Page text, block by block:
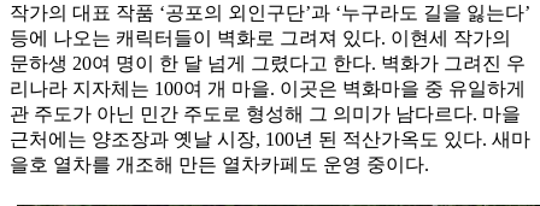
작가의 대표 작품 ‘공포의 외인구단’과 ‘누구라도 길을 잃는다’
등에 나오는 캐릭터들이 벽화로 그려져 있다. 이현세 작가의
문하생 20여 명이 한 달 넘게 그렸다고 한다. 벽화가 그려진 우
리나라 지자체는 100여 개 마을. 이곳은 벽화마을 중 유일하게
관 주도가 아닌 민간 주도로 형성해 그 의미가 남다르다. 마을
근처에는 양조장과 옛날 시장, 100년 된 적산가옥도 있다. 새마
을호 열차를 개조해 만든 열차카페도 운영 중이다.